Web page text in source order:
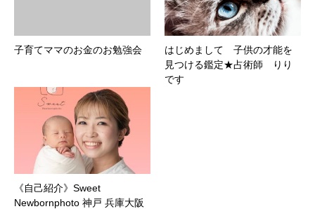
子育てママのお金のお勉強会
はじめまして 子供の才能を
見つける鑑定★占術師 りり
です
《自己紹介》Sweet
Newbornphoto 神戸 兵庫大阪